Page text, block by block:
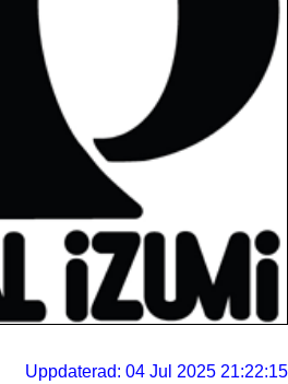
Uppdaterad: 04 Jul 2025 21:22:15